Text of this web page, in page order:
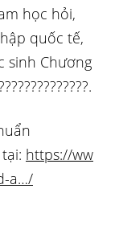
học hỏi,
quốc tế,
sinh Chương
tại: https://ww
a…/